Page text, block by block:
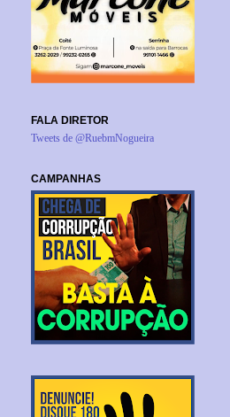
FALA DIRETOR
Tweets de @RuebmNogueira
CAMPANHAS